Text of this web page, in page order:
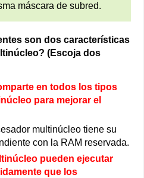
máscara de subred.
son dos características
(Escoja dos
en todos los tipos
para mejorar el
multinúcleo tiene su
con la RAM reservada.
pueden ejecutar
que los